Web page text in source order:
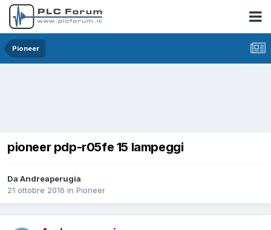
Pioneer
pioneer pdp-r05fe 15 lampeggi
Da Andreaperugia
21 ottobre 2016 in Pioneer